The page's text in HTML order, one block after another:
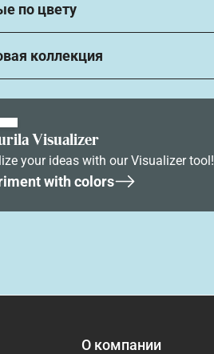
по цвету
коллекция
Visualizer
your ideas with our Visualizer tool!
with colors
О компании